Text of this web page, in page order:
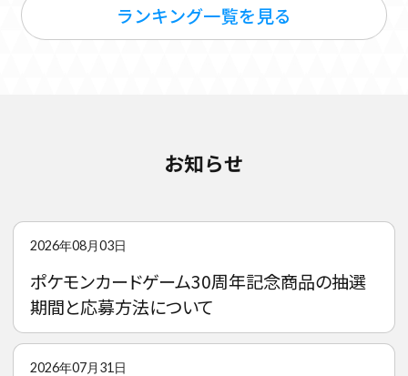
ランキング一覧を見る
お知らせ
2026年08月03日
ポケモンカードゲーム30周年記念商品の抽選
期間と応募方法について
2026年07月31日